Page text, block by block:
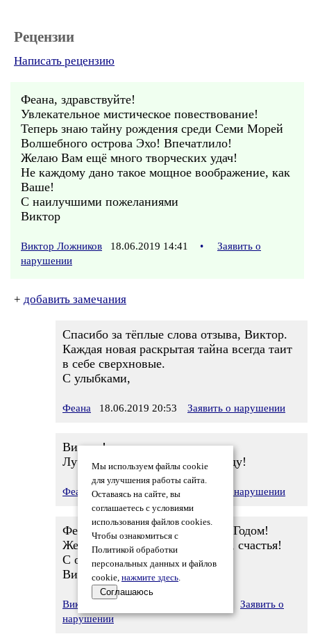
Рецензии
Написать рецензию
Феана, здравствуйте!
Увлекательное мистическое повествование!
Теперь знаю тайну рождения среди Семи Морей
Волшебного острова Эхо! Впечатлило!
Желаю Вам ещё много творческих удач!
Не каждому дано такое мощное воображение, как
Ваше!
С наилучшими пожеланиями
Виктор
Виктор Ложников 18.06.2019 14:41 •
Заявить о
нарушении
+ добавить замечания
Спасибо за тёплые слова отзыва, Виктор.
Каждая новая раскрытая тайна всегда таит
в себе сверхновые.
С улыбками,
Феана 18.06.2019 20:53 Заявить о нарушении
Виктор!
Лучшие пожелания в Новом году!
Феана 01.01.2020 12:52 Заявить о нарушении
Феана, здравствуйте! С Новым Годом!
Желаю Вам удач, благополучия, счастья!
С огромным уважением
Виктор
Виктор Ложников
Заявить о
нарушении
Мы используем файлы cookie
для улучшения работы сайта.
Оставаясь на сайте, вы
соглашаетесь с условиями
использования файлов cookies.
Чтобы ознакомиться с
Политикой обработки
персональных данных и файлов
cookie, нажмите здесь.
Соглашаюсь